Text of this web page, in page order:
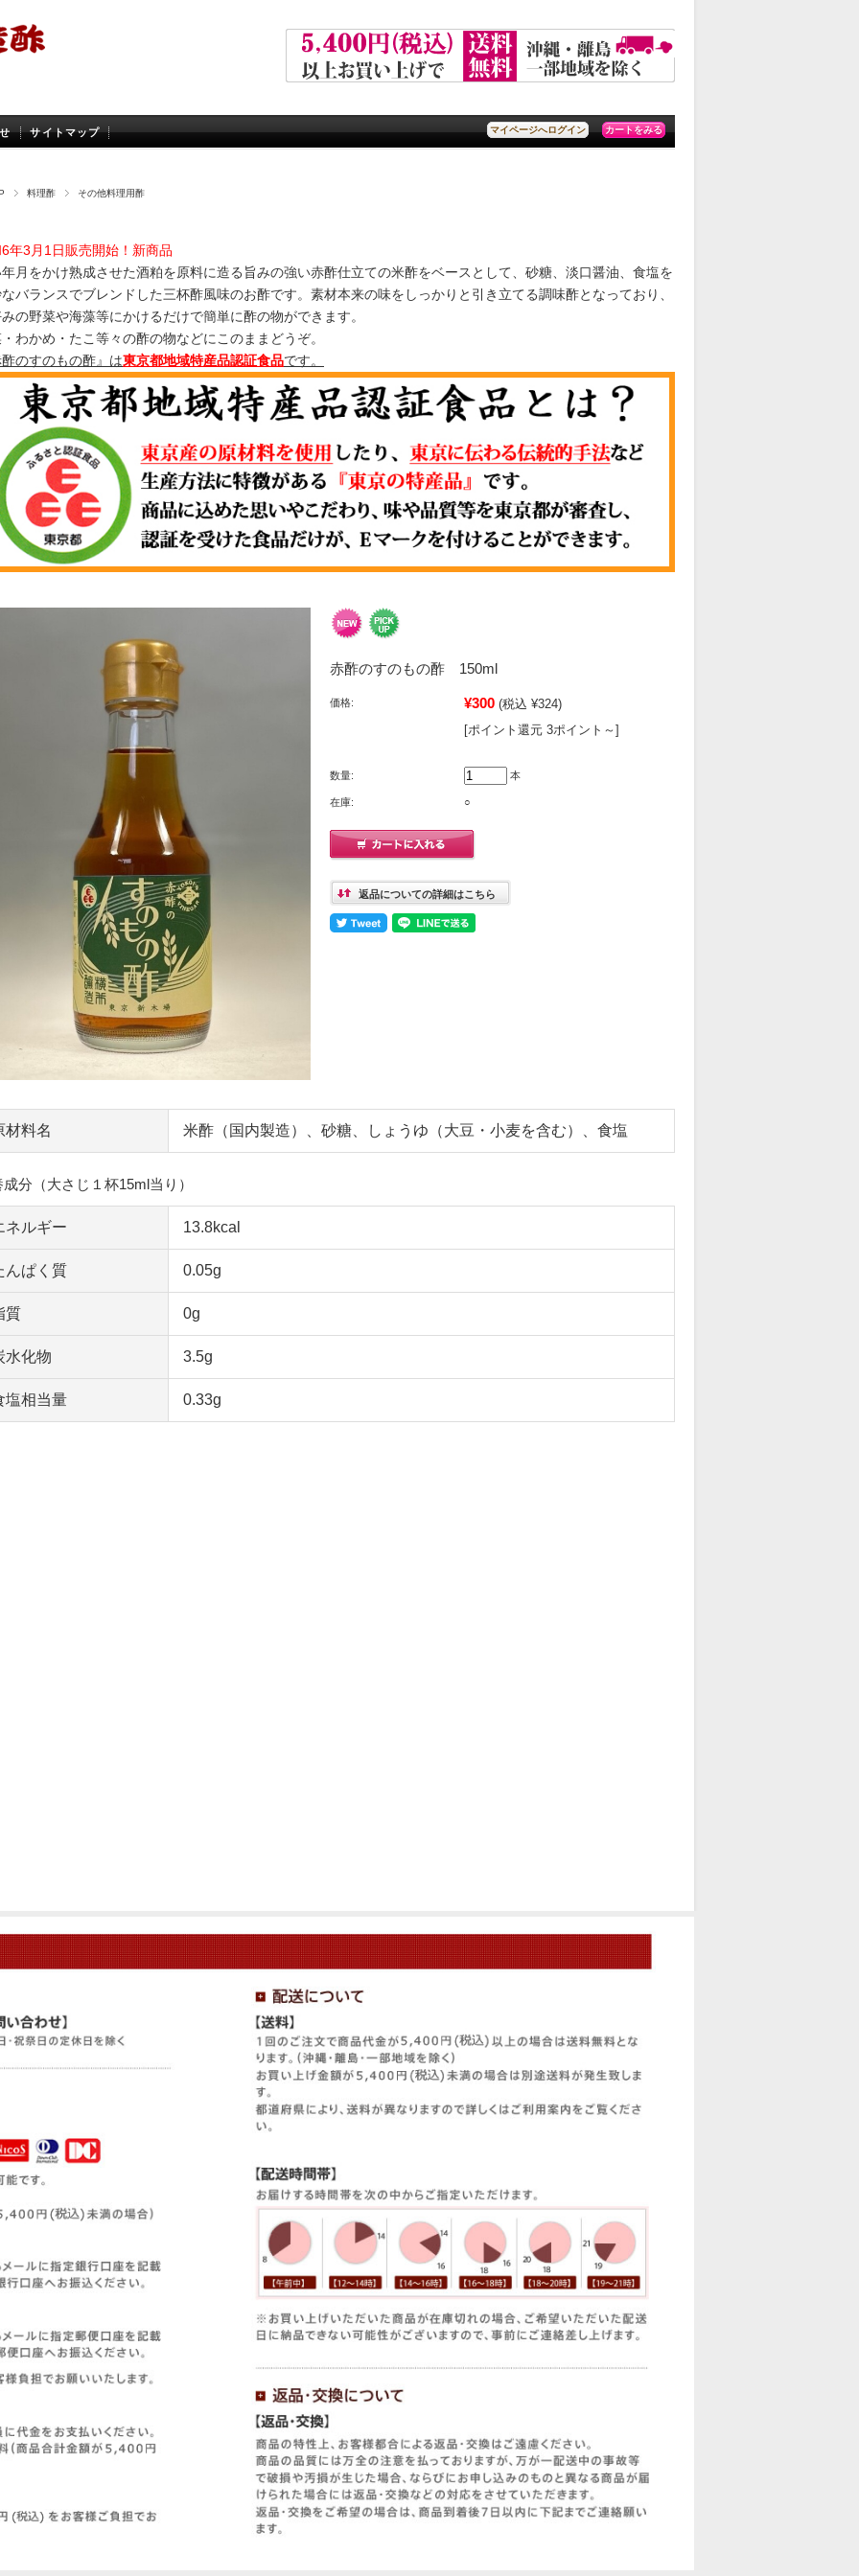
マイページへログイン カートをみる
サイトマップ
料理酢 その他料理用酢
年3月1日販売開始！新商品
月をかけ熟成させた酒粕を原料に造る旨みの強い赤酢仕立ての米酢をベースとして、砂糖、淡口醤油、食塩を
バランスでブレンドした三杯酢風味のお酢です。素材本来の味をしっかりと引き立てる調味酢となっており、
の野菜や海藻等にかけるだけで簡単に酢の物ができます。
わかめ・たこ等々の酢の物などにこのままどうぞ。
のすのもの酢』は東京都地域特産品認証食品です。
赤酢のすのもの酢 150ml
価格: ¥300 (税込 ¥324)
[ポイント還元 3ポイント～]
数量: 本
在庫: ○
返品についての詳細はこちら
材料名 米酢（国内製造）、砂糖、しょうゆ（大豆・小麦を含む）、食塩
分（大さじ１杯15ml当り）
ネルギー 13.8kcal
んぱく質 0.05g
質 0g
水化物 3.5g
塩相当量 0.33g